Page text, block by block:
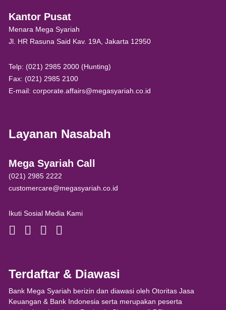
Kantor Pusat
Menara Mega Syariah
Jl. HR Rasuna Said Kav. 19A, Jakarta 12950
Telp: (021) 2985 2000 (Hunting)
Fax: (021) 2985 2100
E-mail: corporate.affairs@megasyariah.co.id
Layanan Nasabah
Mega Syariah Call
(021) 2985 2222
customercare@megasyariah.co.id
Ikuti Sosial Media Kami
Terdaftar & Diawasi
Bank Mega Syariah berizin dan diawasi oleh Otoritas Jasa
Keuangan & Bank Indonesia serta merupakan peserta